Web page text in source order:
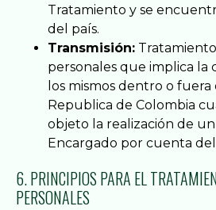
Tratamiento y se
del país.
Transmisión:
personales que implica la
los mismos dentro o
Republica de Colombia
objeto la realización de
Encargado por cuenta
6. PRINCIPIOS PARA EL
PERSONALES